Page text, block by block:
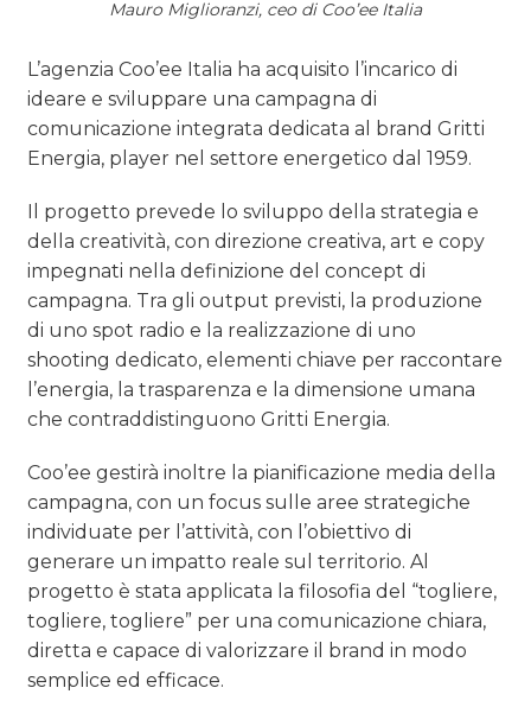
Mauro Miglioranzi, ceo di Coo’ee Italia
L’agenzia Coo’ee Italia ha acquisito l’incarico di
ideare e sviluppare una campagna di
comunicazione integrata dedicata al brand Gritti
Energia, player nel settore energetico dal 1959.
Il progetto prevede lo sviluppo della strategia e
della creatività, con direzione creativa, art e copy
impegnati nella definizione del concept di
campagna. Tra gli output previsti, la produzione
di uno spot radio e la realizzazione di uno
shooting dedicato, elementi chiave per raccontare
l’energia, la trasparenza e la dimensione umana
che contraddistinguono Gritti Energia.
Coo’ee gestirà inoltre la pianificazione media della
campagna, con un focus sulle aree strategiche
individuate per l’attività, con l’obiettivo di
generare un impatto reale sul territorio. Al
progetto è stata applicata la filosofia del “togliere,
togliere, togliere” per una comunicazione chiara,
diretta e capace di valorizzare il brand in modo
semplice ed efficace.